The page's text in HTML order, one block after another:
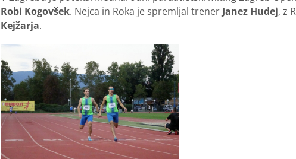
Robi Kogovšek. Nejca in Roka je spremljal trener Janez Hudej, z
Kejžarja.